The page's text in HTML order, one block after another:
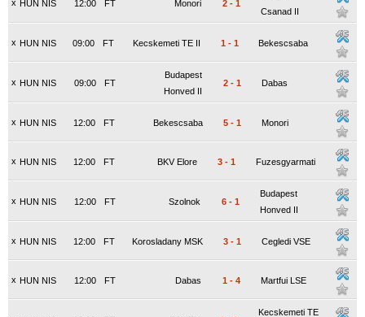
x HUN NIS FT
12:00 Monori 2 - 1
Csanad II
x HUN NIS FT
09:00 Kecskemeti TE II 1 - 1 Bekescsaba
x HUN NIS FT
09:00
Budapest
Honved II
2 - 1 Dabas
x HUN NIS FT
12:00 Bekescsaba 5 - 1 Monori
x HUN NIS FT
12:00 BKV Elore 3 - 1 Fuzesgyarmati
x HUN NIS FT
12:00 Szolnok 6 - 1
Budapest
Honved II
x HUN NIS FT
12:00 Korosladany MSK 3 - 1 Cegledi VSE
x HUN NIS FT
12:00 Dabas 1 - 4 Martfui LSE
Kecskemeti TE